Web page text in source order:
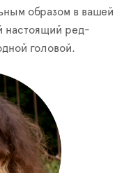
образом в вашей
настоящий ред-
головой.